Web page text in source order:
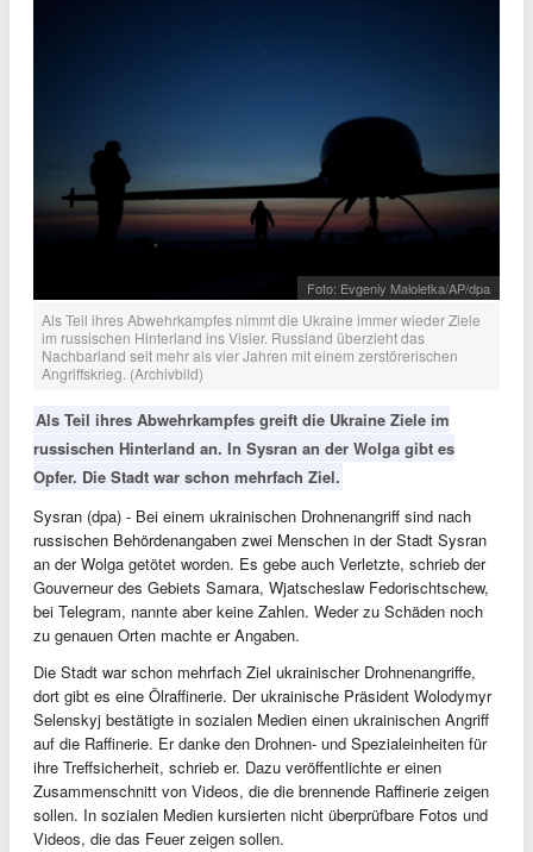
Foto: Evgeniy Maloletka/AP/dpa
Als Teil ihres Abwehrkampfes nimmt die Ukraine immer wieder Ziele
im russischen Hinterland ins Visier. Russland überzieht das
Nachbarland seit mehr als vier Jahren mit einem zerstörerischen
Angriffskrieg. (Archivbild)
Als Teil ihres Abwehrkampfes greift die Ukraine Ziele im
russischen Hinterland an. In Sysran an der Wolga gibt es
Opfer. Die Stadt war schon mehrfach Ziel.
Sysran (dpa) - Bei einem ukrainischen Drohnenangriff sind nach
russischen Behördenangaben zwei Menschen in der Stadt Sysran
an der Wolga getötet worden. Es gebe auch Verletzte, schrieb der
Gouverneur des Gebiets Samara, Wjatscheslaw Fedorischtschew,
bei Telegram, nannte aber keine Zahlen. Weder zu Schäden noch
zu genauen Orten machte er Angaben.
Die Stadt war schon mehrfach Ziel ukrainischer Drohnenangriffe,
dort gibt es eine Ölraffinerie. Der ukrainische Präsident Wolodymyr
Selenskyj bestätigte in sozialen Medien einen ukrainischen Angriff
auf die Raffinerie. Er danke den Drohnen- und Spezialeinheiten für
ihre Treffsicherheit, schrieb er. Dazu veröffentlichte er einen
Zusammenschnitt von Videos, die die brennende Raffinerie zeigen
sollen. In sozialen Medien kursierten nicht überprüfbare Fotos und
Videos, die das Feuer zeigen sollen.